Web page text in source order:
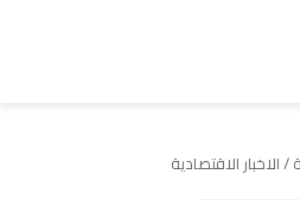
/الاخبار الاقتصادية